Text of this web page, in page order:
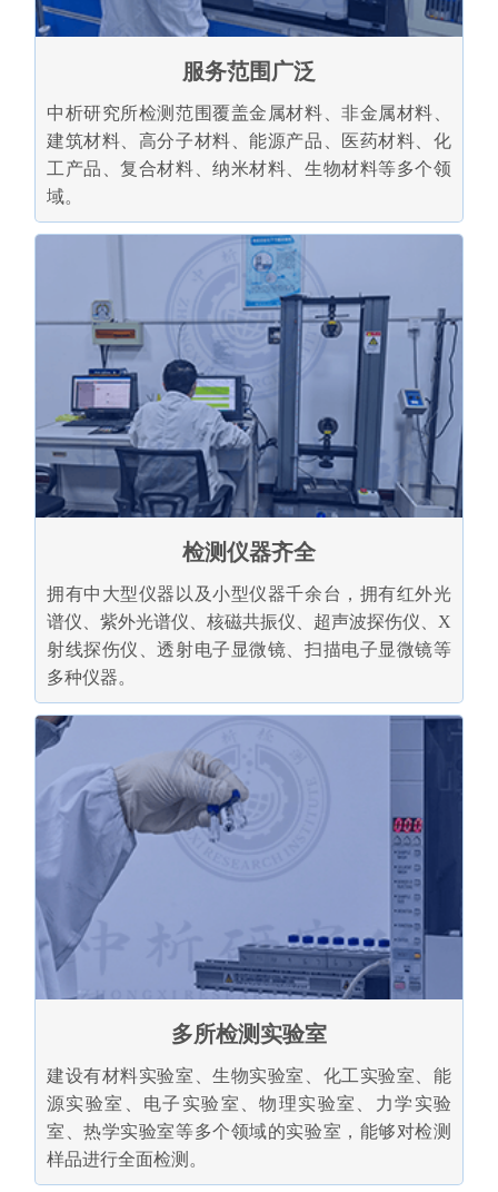
服务范围广泛
中析研究所检测范围覆盖金属材料、非金属材料、
建筑材料、高分子材料、能源产品、医药材料、化
工产品、复合材料、纳米材料、生物材料等多个领
域。
检测仪器齐全
拥有中大型仪器以及小型仪器千余台，拥有红外光
谱仪、紫外光谱仪、核磁共振仪、超声波探伤仪、X
射线探伤仪、透射电子显微镜、扫描电子显微镜等
多种仪器。
多所检测实验室
建设有材料实验室、生物实验室、化工实验室、能
源实验室、电子实验室、物理实验室、力学实验
室、热学实验室等多个领域的实验室，能够对检测
样品进行全面检测。